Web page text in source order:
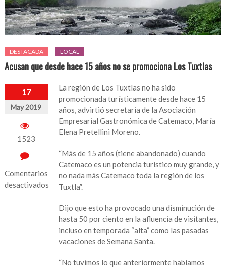
DESTACADA LOCAL
Acusan que desde hace 15 años no se promociona Los Tuxtlas
17
May 2019
1523
Comentarios
desactivados
La región de Los Tuxtlas no ha sido
promocionada turísticamente desde hace 15
años, advirtió secretaria de la Asociación
Empresarial Gastronómica de Catemaco, María
Elena Pretellini Moreno.
“Más de 15 años (tiene abandonado) cuando
Catemaco es un potencia turístico muy grande, y
no nada más Catemaco toda la región de los
Tuxtla”.
Dijo que esto ha provocado una disminución de
hasta 50 por ciento en la afluencia de visitantes,
incluso en temporada “alta” como las pasadas
vacaciones de Semana Santa.
“No tuvimos lo que anteriormente habíamos